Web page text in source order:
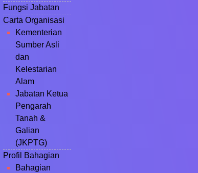
Fungsi Jabatan
Carta Organisasi
Kementerian
Sumber Asli
dan
Kelestarian
Alam
Jabatan Ketua
Pengarah
Tanah &
Galian
(JKPTG)
Profil Bahagian
Bahagian